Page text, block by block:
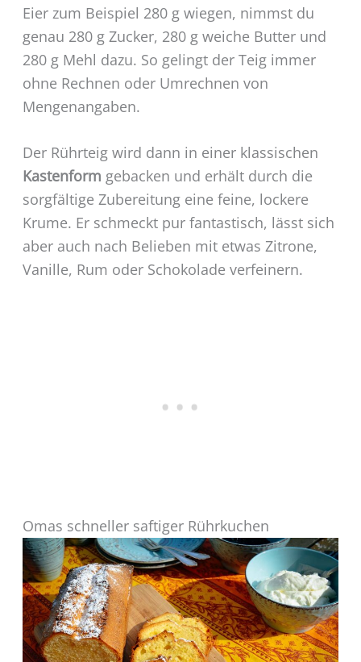
Eier zum Beispiel 280 g wiegen, nimmst du
genau 280 g Zucker, 280 g weiche Butter und
280 g Mehl dazu. So gelingt der Teig immer
ohne Rechnen oder Umrechnen von
Mengenangaben.
Der Rührteig wird dann in einer klassischen
Kastenform gebacken und erhält durch die
sorgfältige Zubereitung eine feine, lockere
Krume. Er schmeckt pur fantastisch, lässt sich
aber auch nach Belieben mit etwas Zitrone,
Vanille, Rum oder Schokolade verfeinern.
Omas schneller saftiger Rührkuchen